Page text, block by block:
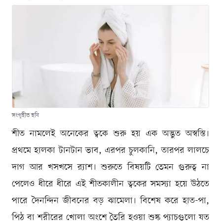
সংগৃহীত ছবি
শীত নামলেই অনেকের ত্বকে শুরু হয় এক অদ্ভুত অস্বস্তি।
প্রথমে হালকা টানটান ভাব, এরপর চুলকানি, তারপর লালচে
দাগ আর খসখসে র‍্যাশ। শুরুতে বিষয়টি তেমন গুরুত্ব না
পেলেও ধীরে ধীরে এই শীতকালীন ত্বকের সমস্যা হয়ে উঠতে
পারে দৈনন্দিন জীবনের বড় ঝামেলা। বিশেষ করে হাত-পা,
পিঠ বা শরীরের খোলা অংশে তৈরি হওয়া শুষ্ক প্যাচগুলো যত